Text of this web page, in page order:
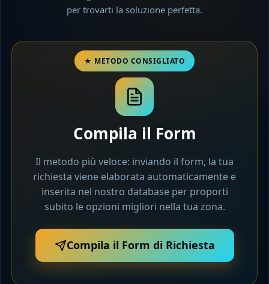
per trovarti la soluzione perfetta.
Compila il Form
Il metodo più veloce: inviando il form, la tua
richiesta viene elaborata automaticamente e
inserita nel nostro database per proporti
subito le opzioni migliori nella tua zona.
Compila il Form di Richiesta